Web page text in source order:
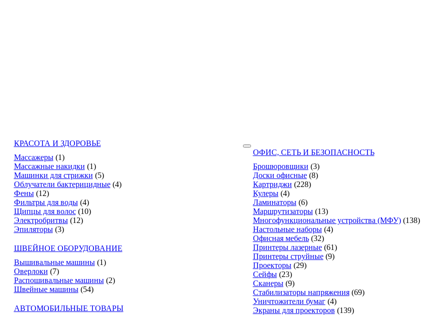
КРАСОТА И ЗДОРОВЬЕ
Массажеры (1)
Массажные накидки (1)
Машинки для стрижки (5)
Облучатели бактерицидные (4)
Фены (12)
Фильтры для воды (4)
Щипцы для волос (10)
Электробритвы (12)
Эпиляторы (3)
ШВЕЙНОЕ ОБОРУДОВАНИЕ
Вышивальные машины (1)
Оверлоки (7)
Распошивальные машины (2)
Швейные машины (54)
АВТОМОБИЛЬНЫЕ ТОВАРЫ
ОФИС, СЕТЬ И БЕЗОПАСНОСТЬ
Брошюровщики (3)
Доски офисные (8)
Картриджи (228)
Кулеры (4)
Ламинаторы (6)
Маршрутизаторы (13)
Многофункциональные устройства (МФУ) (138)
Настольные наборы (4)
Офисная мебель (32)
Принтеры лазерные (61)
Принтеры струйные (9)
Проекторы (29)
Сейфы (23)
Сканеры (9)
Стабилизаторы напряжения (69)
Уничтожители бумаг (4)
Экраны для проекторов (139)